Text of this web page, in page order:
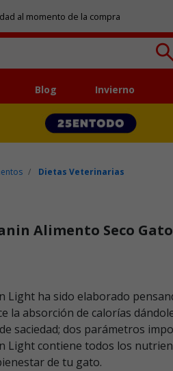
al momento de la compra
Blog Invierno
Dietas Veterinarias
Alimento Seco
Light ha sido elaborado
la absorción de calorías
saciedad; dos parámetros
Light contiene todos los
de tu gato.